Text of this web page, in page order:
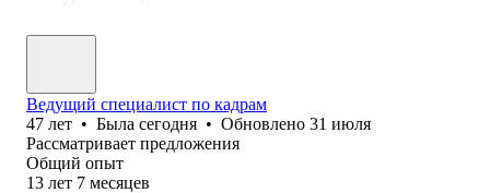
Ведущий специалист по кадрам
47 лет • Была сегодня • Обновлено 31 июля
Рассматривает предложения
Общий опыт
13 лет 7 месяцев